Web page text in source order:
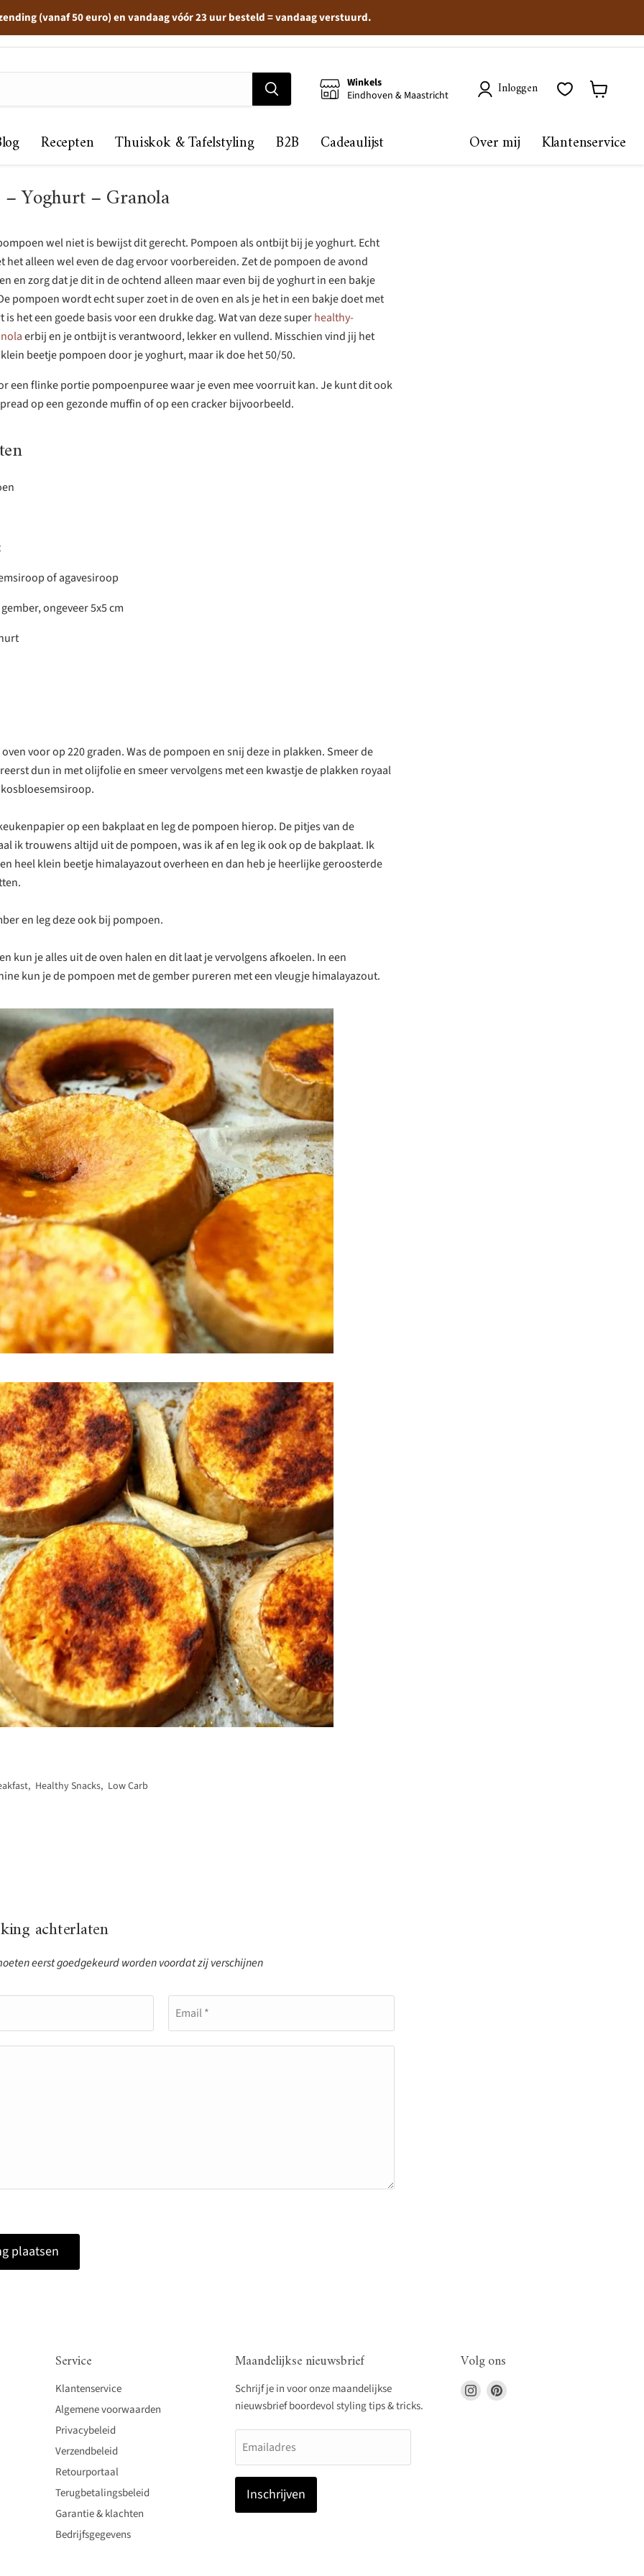
(vanaf 50 euro) en vandaag vóór 23 uur besteld = vandaag verstuurd.
Winkels
Eindhoven & Maastricht
Inloggen
Recepten Thuiskok & Tafelstyling B2B Cadeaulijst Over mij Klantenservice
– Yoghurt – Granola
wel niet is bewijst dit gerecht. Pompoen als ontbijt bij je yoghurt. Echt
het alleen wel even de dag ervoor voorbereiden. Zet de pompoen de avond
en zorg dat je dit in de ochtend alleen maar even bij de yoghurt in een bakje
pompoen wordt echt super zoet in de oven en als je het in een bakje doet met
is het een goede basis voor een drukke dag. Wat van deze superhealthy-
erbij en je ontbijt is verantwoord, lekker en vullend. Misschien vind jij het
beetje pompoen door je yoghurt, maar ik doe het 50/50.
een flinke portie pompoenpuree waar je even mee voorruit kan. Je kunt dit ook
op een gezonde muffin of op een cracker bijvoorbeeld.
of agavesiroop
ongeveer 5x5 cm
voor op 220 graden. Was de pompoen en snij deze in plakken. Smeer de
dun in met olijfolie en smeer vervolgens met een kwastje de plakken royaal
op een bakplaat en leg de pompoen hierop. De pitjes van de
ik trouwens altijd uit de pompoen, was ik af en leg ik ook op de bakplaat. Ik
heel klein beetje himalayazout overheen en dan heb je heerlijke geroosterde
en leg deze ook bij pompoen.
kun je alles uit de oven halen en dit laat je vervolgens afkoelen. In een
kun je de pompoen met de gember pureren met een vleugje himalayazout.
, Healthy Snacks, Low Carb
achterlaten
eerst goedgekeurd worden voordat zij verschijnen
Email *
plaatsen
Service
Klantenservice
Algemene voorwaarden
Privacybeleid
Verzendbeleid
Retourportaal
Terugbetalingsbeleid
Garantie & klachten
Bedrijfsgegevens
Maandelijkse nieuwsbrief
Schrijf je in voor onze maandelijkse
nieuwsbrief boordevol styling tips & tricks.
Emailadres
Inschrijven
Volg ons
Vind
ons
Vind